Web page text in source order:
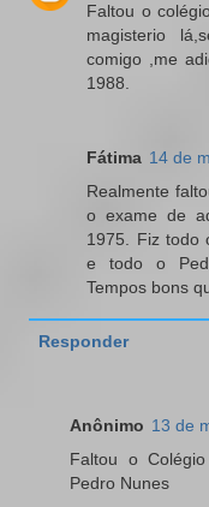
Faltou o
magisterio
comigo ,me
1988.
Fátima 14 de
Realmente
o exame de
1975. Fiz todo
e todo o
Tempos bons
Responder
Anônimo 13 de
Faltou o
Pedro Nunes